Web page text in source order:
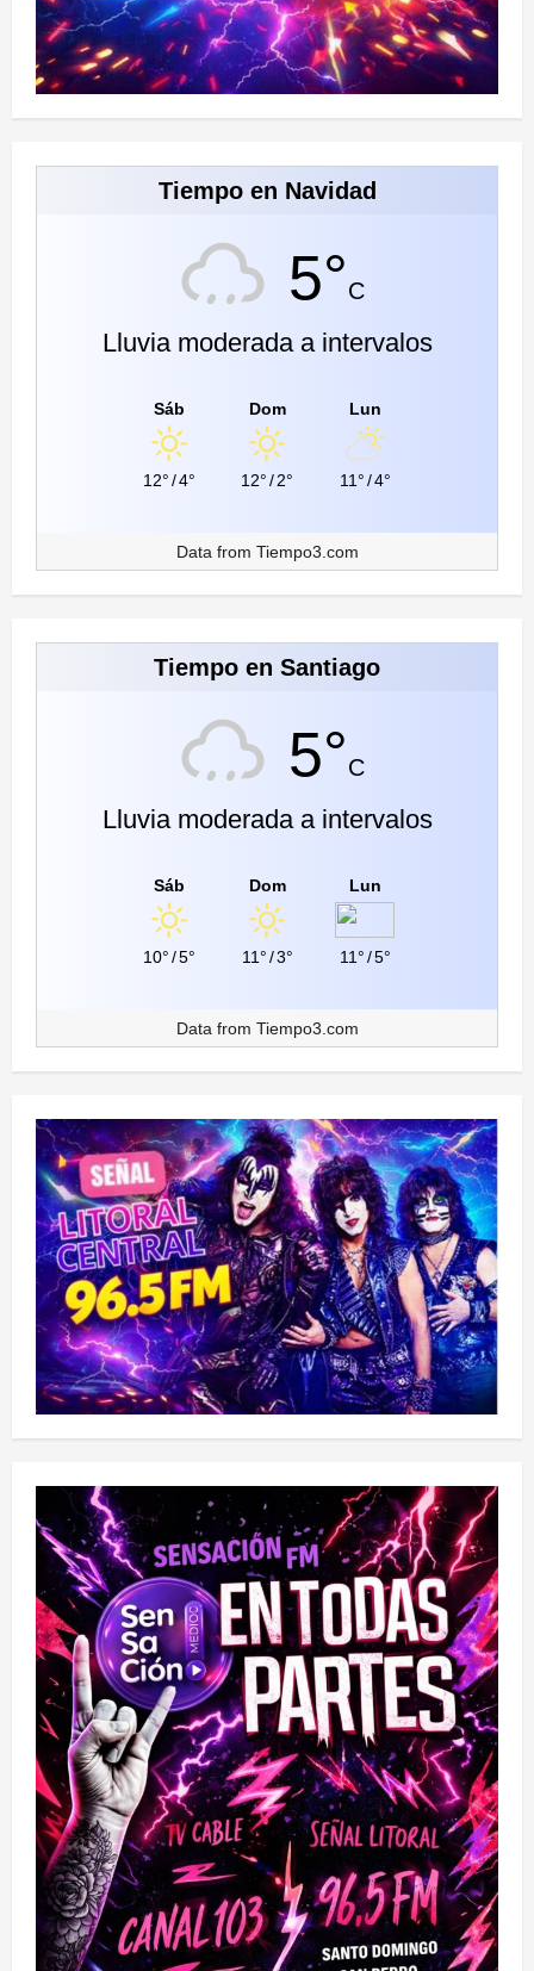
Tiempo en Navidad
5°C
Lluvia moderada a intervalos
Sáb
12°/4°
Dom
12°/2°
Lun
11°/4°
Data from Tiempo3.com
Tiempo en Santiago
5°C
Lluvia moderada a intervalos
Sáb
10°/5°
Dom
11°/3°
Lun
11°/5°
Data from Tiempo3.com